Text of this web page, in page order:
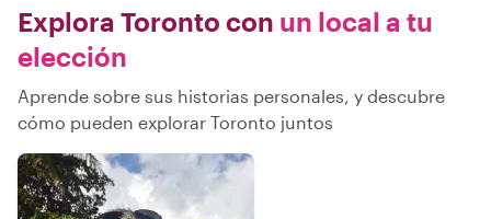
Explora Toronto con un local a tu
elección
Aprende sobre sus historias personales, y descubre
cómo pueden explorar Toronto juntos